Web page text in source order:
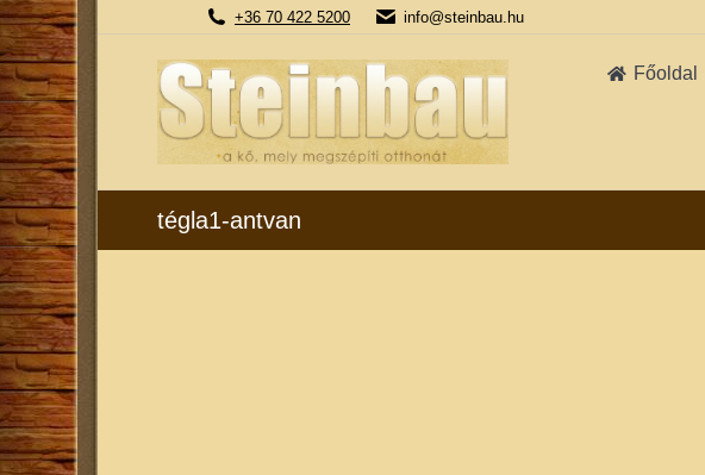
+36 70 422 5200 info@steinbau.hu
Főoldal
tégla1-antvan